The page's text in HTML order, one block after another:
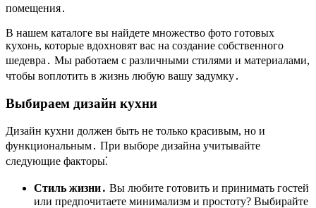
помещения․
В нашем каталоге вы найдете множество фото готовых
кухонь, которые вдохновят вас на создание собственного
шедевра․ Мы работаем с различными стилями и материалами,
чтобы воплотить в жизнь любую вашу задумку․
Выбираем дизайн кухни
Дизайн кухни должен быть не только красивым, но и
функциональным․ При выборе дизайна учитывайте
следующие факторы⁚
Стиль жизни․ Вы любите готовить и принимать гостей
или предпочитаете минимализм и простоту? Выбирайте